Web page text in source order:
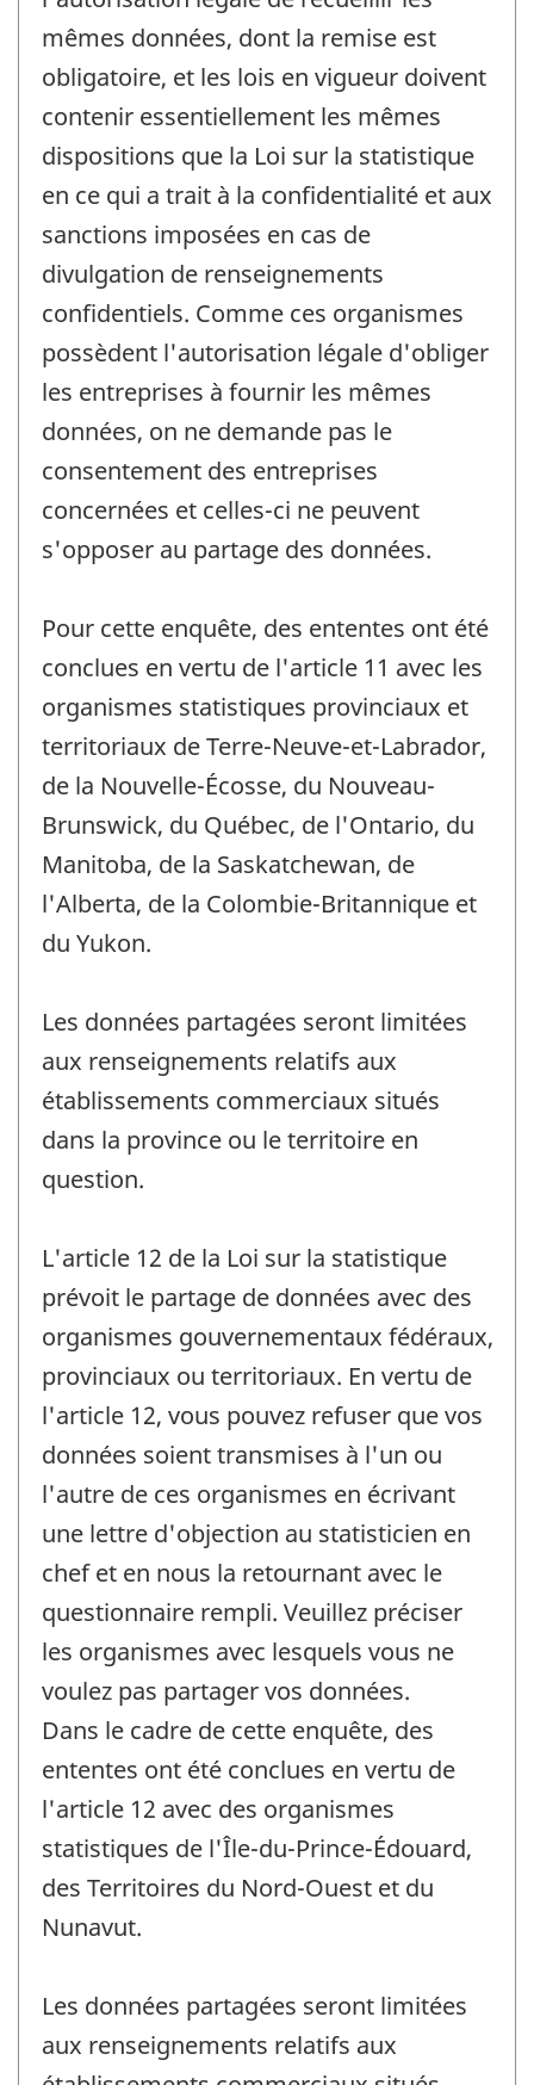
mêmes données, dont la remise est
obligatoire, et les lois en vigueur doivent
contenir essentiellement les mêmes
dispositions que la Loi sur la statistique
en ce qui a trait à la confidentialité et aux
sanctions imposées en cas de
divulgation de renseignements
confidentiels. Comme ces organismes
possèdent l'autorisation légale d'obliger
les entreprises à fournir les mêmes
données, on ne demande pas le
consentement des entreprises
concernées et celles-ci ne peuvent
s'opposer au partage des données.
Pour cette enquête, des ententes ont été
conclues en vertu de l'article 11 avec les
organismes statistiques provinciaux et
territoriaux de Terre-Neuve-et-Labrador,
de la Nouvelle-Écosse, du Nouveau-
Brunswick, du Québec, de l'Ontario, du
Manitoba, de la Saskatchewan, de
l'Alberta, de la Colombie-Britannique et
du Yukon.
Les données partagées seront limitées
aux renseignements relatifs aux
établissements commerciaux situés
dans la province ou le territoire en
question.
L'article 12 de la Loi sur la statistique
prévoit le partage de données avec des
organismes gouvernementaux fédéraux,
provinciaux ou territoriaux. En vertu de
l'article 12, vous pouvez refuser que vos
données soient transmises à l'un ou
l'autre de ces organismes en écrivant
une lettre d'objection au statisticien en
chef et en nous la retournant avec le
questionnaire rempli. Veuillez préciser
les organismes avec lesquels vous ne
voulez pas partager vos données.
Dans le cadre de cette enquête, des
ententes ont été conclues en vertu de
l'article 12 avec des organismes
statistiques de l'Île-du-Prince-Édouard,
des Territoires du Nord-Ouest et du
Nunavut.
Les données partagées seront limitées
aux renseignements relatifs aux